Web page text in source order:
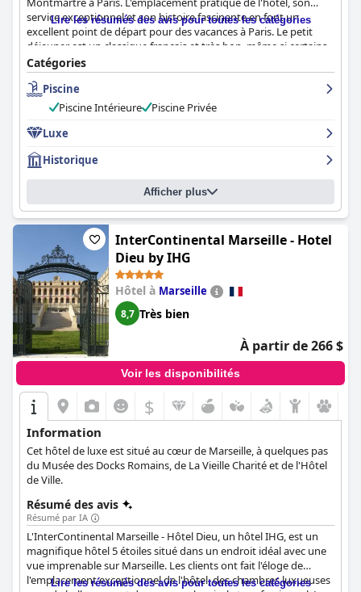
service exceptionnel et son histoire fascinante en font un
excellent point de départ pour des vacances à Paris. Le petit
déjeuner est un classique français et très bon, même si certains
clients ont estimé qu'il aurait pu être plus avantageux ou plus
varié. Les chambres au thème magnifique sont confortables et
bien équipées, bien que certains clients les aient trouvées
petites. L'hôtel met l'accent sur la propreté et le personnel est
connexion wifi est correcte, bien que certains clients aient
sont des expériences de rêve et de rajeunissement que les
clients recommandent vivement. Le charme historique de
l'hôtel, son décor luxueux et sa pure décadence en font un lieu
de séjour incontournable pour tous ceux qui visitent Paris. Dans
l'ensemble,Maison Souquet, Hotel & Spaest un bijou d'hôtel
dans lequel les clients voudront revenir.
Lire les résumés des avis pour toutes les catégories
Catégories
Piscine
Piscine Intérieure
Piscine Privée
Luxe
Historique
Afficher plus
InterContinental Marseille - Hotel
Dieu by IHG
Hôtel à Marseille
8,7 Très bien
À partir de 266 $
Voir les disponibilités
$
Information
Cet hôtel de luxe est situé au cœur de Marseille, à quelques pas
du Musée des Docks Romains, de La Vieille Charité et de l'Hôtel
de Ville.
Résumé des avis
Résumé par IA
L'InterContinental Marseille - Hôtel Dieu, un hôtel IHG, est un
magnifique hôtel 5 étoiles situé dans un endroit idéal avec une
vue imprenable sur Marseille. Les clients ont fait l'éloge de
l'emplacement exceptionnel de l'hôtel, des chambres luxueuses
Lire les résumés des avis pour toutes les catégories